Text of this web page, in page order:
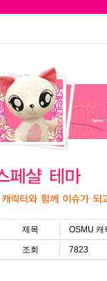
제목 OSMU 캐
조회 7823